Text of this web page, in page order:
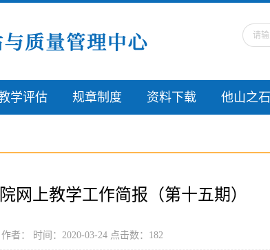
学评估 规章制度 资料下载 他山之石
网上教学工作简报（第十五期）
作者： 时间：2020-03-24 点击数： 182